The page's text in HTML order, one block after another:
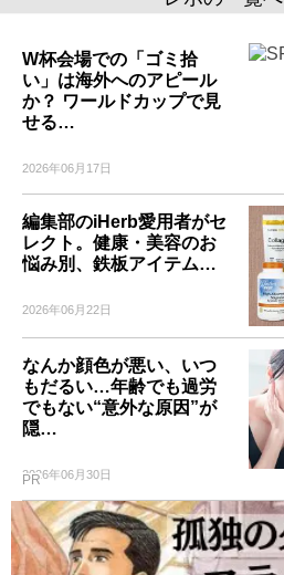
W杯会場での「ゴミ拾
い」は海外へのアピール
か？ ワールドカップで見
せる…
2026年06月17日
編集部のiHerb愛用者がセ
レクト。健康・美容のお
悩み別、鉄板アイテム…
2026年06月22日
なんか顔色が悪い、いつ
もだるい…年齢でも過労
でもない“意外な原因”が
隠…
2026年06月30日
PR